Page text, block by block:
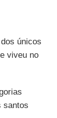
únicos
viveu no
santos